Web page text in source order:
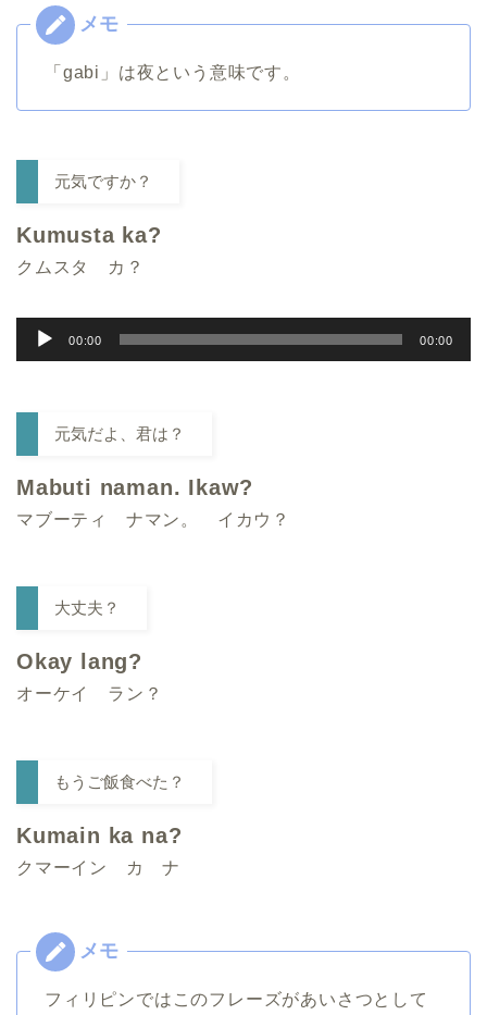
ー
「gabi」は夜という意味です。
元気ですか？
Kumusta ka?
クムスタ カ？
声
ー
ヤ
ー
00:00 00:00
元気だよ、君は？
Mabuti naman. Ikaw?
マブーティ ナマン。 イカウ ？
大丈夫？
Okay lang?
オーケイ ラン？
もうご飯食べた？
Kumain ka na?
クマーイン カ ナ
フィリピンではこのフレーズがあいさつとして